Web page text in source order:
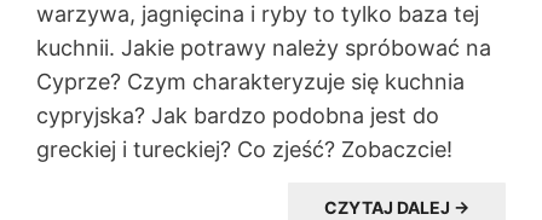
warzywa, jagnięcina i ryby to tylko baza tej
kuchnii. Jakie potrawy należy spróbować na
Cyprze? Czym charakteryzuje się kuchnia
cypryjska? Jak bardzo podobna jest do
greckiej i tureckiej? Co zjeść? Zobaczcie!
CZYTAJ DALEJ →